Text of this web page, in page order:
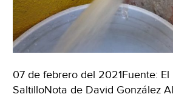
07 de febrero del 2021Fuente:
SaltilloNota de David González